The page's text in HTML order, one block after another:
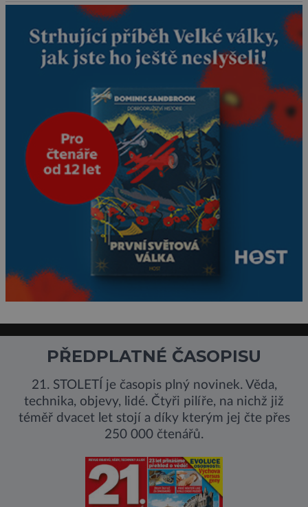
milodary. Asi nejvíc přitom
tříměsíčního chlapečka s
modrou filcovou čapkou, z
níž se draly blonďaté vlásky.
Fakt, že jsou těla dávných
lidí nesmírně dobře
zachovalá, přičítají odborníci
zdejším klimatickým
podmínkám. Sucho,
prosolené písky a extrémně
PŘEDPLATNÉ ČASOPISU
21. STOLETÍ je časopis plný novinek. Věda,
technika, objevy, lidé. Čtyři pilíře, na nichž již
téměř dvacet let stojí a díky kterým jej čte přes
250 000 čtenářů.